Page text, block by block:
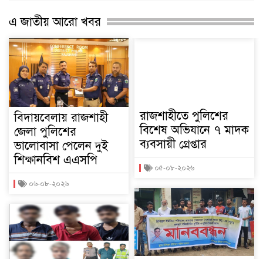
এ জাতীয় আরো খবর
বিদায়বেলায় রাজশাহী
জেলা পুলিশের
ভালোবাসা পেলেন দুই
শিক্ষানবিশ এএসপি
০৬-০৮-২০২৬
রাজশাহীতে পুলিশের
বিশেষ অভিযানে ৭ মাদক
ব্যবসায়ী গ্রেপ্তার
০৫-০৮-২০২৬